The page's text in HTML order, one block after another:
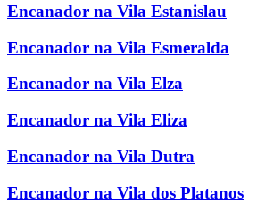
Encanador na Vila Estanislau
Encanador na Vila Esmeralda
Encanador na Vila Elza
Encanador na Vila Eliza
Encanador na Vila Dutra
Encanador na Vila dos Platanos